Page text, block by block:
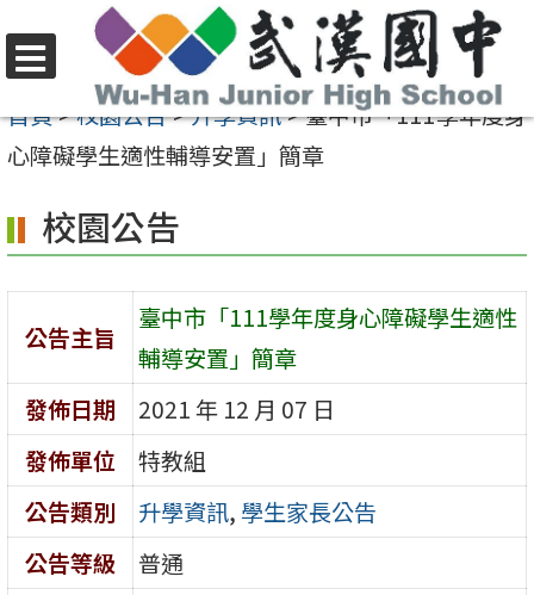
至
要
容
區
選
單
首頁>校園公告>升學資訊>臺中市「111學年度身
心障礙學生適性輔導安置」簡章
校園公告
公告主旨
臺中市「111學年度身心障礙學生適性
輔導安置」簡章
發佈日期
2021 年 12 月 07 日
發佈單位
特教組
公告類別
升學資訊, 學生家長公告
公告等級
普通